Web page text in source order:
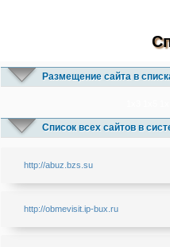
Размещение сайта в
Список всех сайтов в
http://abuz.bzs.su
http://obmevisit.ip-bux.ru